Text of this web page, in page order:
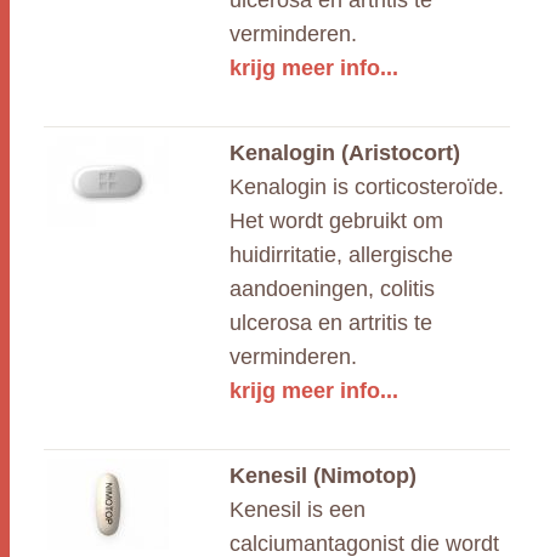
verminderen.
krijg meer info...
Kenalogin (Aristocort)
Kenalogin is corticosteroïde.
Het wordt gebruikt om
huidirritatie, allergische
aandoeningen, colitis
ulcerosa en artritis te
verminderen.
krijg meer info...
Kenesil (Nimotop)
Kenesil is een
calciumantagonist die wordt